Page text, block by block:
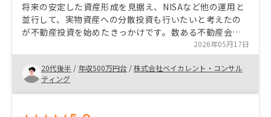
将来の安定した資産形成を見据え、NISAなど他の運用と
並行して、実物資産への分散投資も行いたいと考えたの
が不動産投資を始めたきっかけです。数ある不動産会社
の中でRENOSYを選んだのは、遠方である福岡の物件で
あってもデータに基づく客観的な提案を受けられ、契約
や審査のプロセスも非常にスムーズで透明性が高かった
からです。 不動産投資は最初のハードルが高く感じられ
がちですが、納得のいく情報提供と手厚いサポートがあ
2026年05月17日
20代後半 / 年収500万円台 /株式会社ベイカレント・コンサル
ティング